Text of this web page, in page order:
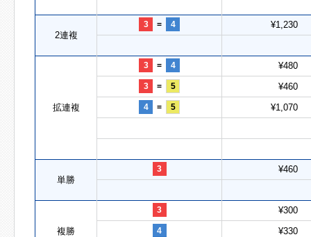
2連複
3 = 4 ¥1,230
拡連複
3 = 4 ¥480
3 = 5 ¥460
4 = 5 ¥1,070
単勝
3 ¥460
複勝
3 ¥300
4 ¥330